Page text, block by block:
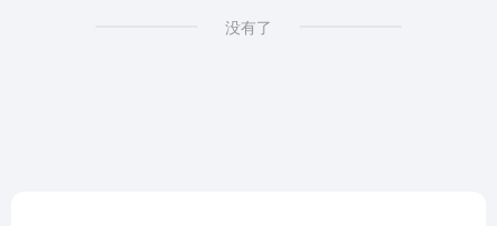
没有了